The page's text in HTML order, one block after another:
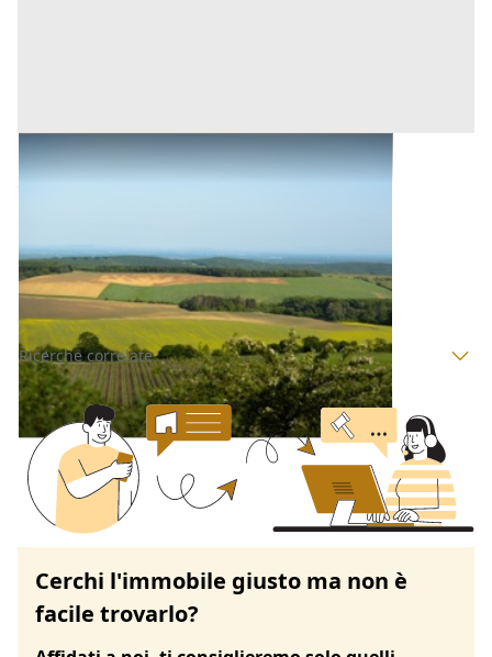
Terreni all'asta a Padova
Codice asta:BN5234602
Asta chiusa
Ricerche correlate
Cerchi l'immobile giusto ma non è
facile trovarlo?